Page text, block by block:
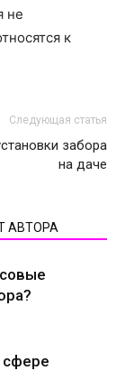
не
к
Следующая статья
забора
на даче
АВТОРА